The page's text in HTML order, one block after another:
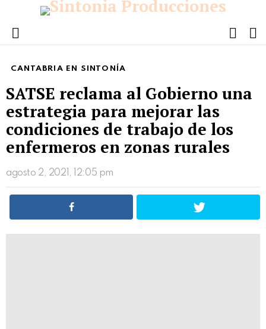
Menu
CANTABRIA EN SINTONÍA
SATSE reclama al Gobierno una
estrategia para mejorar las
condiciones de trabajo de los
enfermeros en zonas rurales
agosto 2, 2021, 12:05 pm